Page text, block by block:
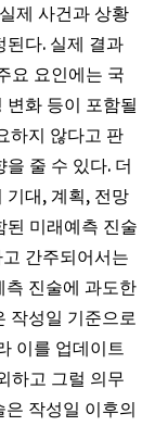
제 사건과 상황
된다. 실제 결과
요 요인에는 국
변화 등이 포함될
하지 않다고 판
줄 수 있다. 더
기대, 계획, 전망
된 미래예측 진술
간주되어서는
측 진술에 과도한
작성일 기준으로
이를 업데이트
하고 그럴 의무
작성일 이후의